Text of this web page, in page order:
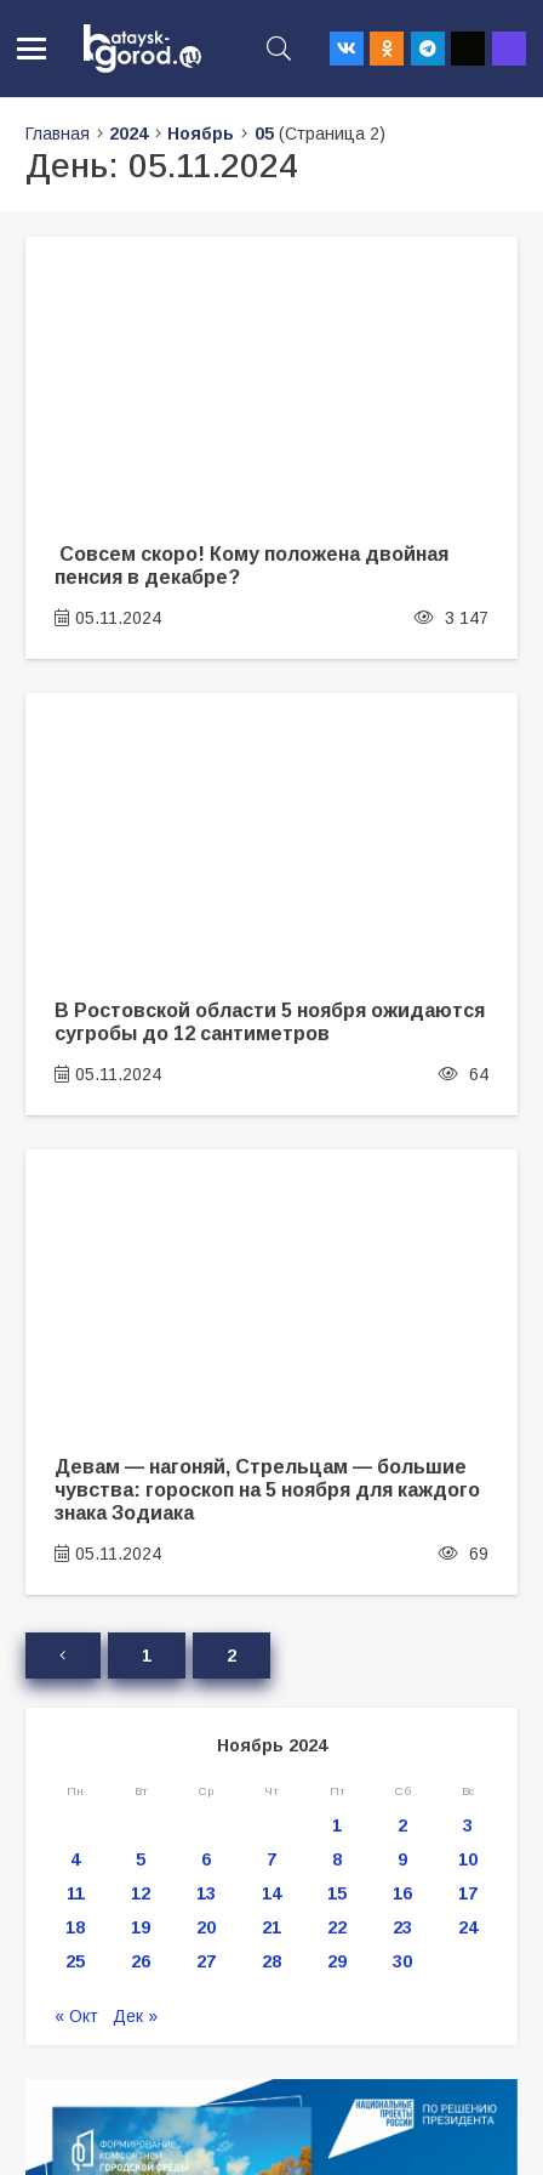
Главная 2024 Ноябрь 05(Страница 2)
День: 05.11.2024
Совсем скоро! Кому положена двойная
пенсия в декабре?
05.11.2024 3 147
В Ростовской области 5 ноября ожидаются
сугробы до 12 сантиметров
05.11.2024 64
Девам — нагоняй, Стрельцам — большие
чувства: гороскоп на 5 ноября для каждого
знака Зодиака
05.11.2024 69
1 2
Ноябрь 2024
Пн Вт Ср Чт Пт Сб Вс
1 2
3
4
5 6 7 8 9
10
11
12 13 14 15 16
17
18
19 20 21 22 23
24
25
26 27 28 29 30
« Окт Дек »